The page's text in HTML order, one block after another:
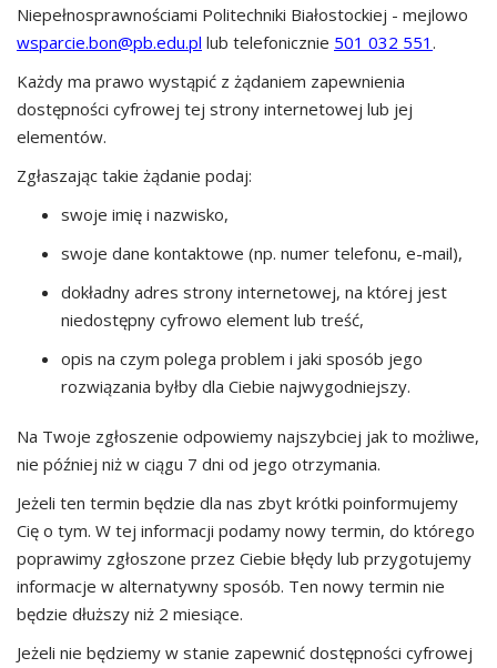
Niepełnosprawnościami Politechniki Białostockiej - mejlowo
wsparcie.bon@pb.edu.pl lub telefonicznie 501 032 551 .
Każdy ma prawo wystąpić z żądaniem zapewnienia
dostępności cyfrowej tej strony internetowej lub jej
elementów.
Zgłaszając takie żądanie podaj:
swoje imię i nazwisko,
swoje dane kontaktowe (np. numer telefonu, e-mail),
dokładny adres strony internetowej, na której jest
niedostępny cyfrowo element lub treść,
opis na czym polega problem i jaki sposób jego
rozwiązania byłby dla Ciebie najwygodniejszy.
Na Twoje zgłoszenie odpowiemy najszybciej jak to możliwe,
nie później niż w ciągu 7 dni od jego otrzymania.
Jeżeli ten termin będzie dla nas zbyt krótki poinformujemy
Cię o tym. W tej informacji podamy nowy termin, do którego
poprawimy zgłoszone przez Ciebie błędy lub przygotujemy
informacje w alternatywny sposób. Ten nowy termin nie
będzie dłuższy niż 2 miesiące.
Jeżeli nie będziemy w stanie zapewnić dostępności cyfrowej